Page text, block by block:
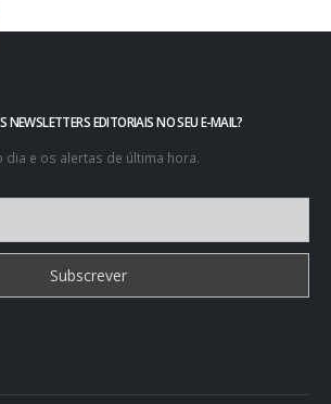
NEWSLETTERS EDITORIAIS NO SEU E-MAIL?
dia e os alertas de última hora.